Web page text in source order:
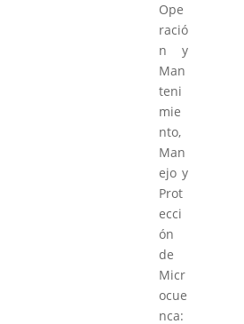
Ope
ració
n y
Man
teni
mie
nto,
Man
ejo y
Prot
ecci
ón
de
Micr
ocue
nca: